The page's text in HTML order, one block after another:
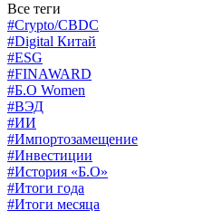
Все теги
#Crypto/CBDC
#Digital Китай
#ESG
#FINAWARD
#Б.О Women
#ВЭД
#ИИ
#Импортозамещение
#Инвестиции
#История «Б.О»
#Итоги года
#Итоги месяца